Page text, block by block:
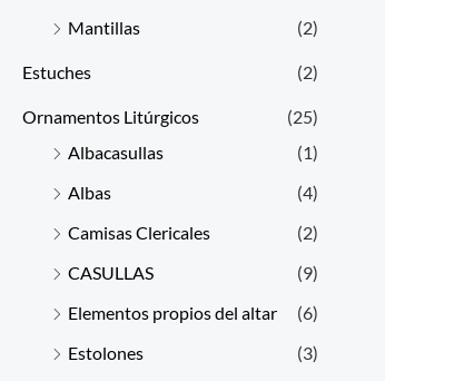
Mantillas
(2)
Estuches (2)
Ornamentos Litúrgicos
(25)
Albacasullas
(1)
Albas
(4)
Camisas Clericales
(2)
CASULLAS
(9)
Elementos propios del altar
(6)
Estolones
(3)